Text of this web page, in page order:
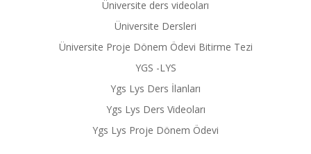
Üniversite ders videoları
Üniversite Dersleri
Üniversite Proje Dönem Ödevi Bitirme Tezi
YGS -LYS
Ygs Lys Ders İlanları
Ygs Lys Ders Videoları
Ygs Lys Proje Dönem Ödevi